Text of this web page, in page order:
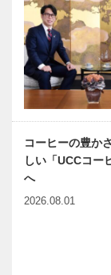
コーヒーの豊か
しい「UCCコー
へ
2026.08.01